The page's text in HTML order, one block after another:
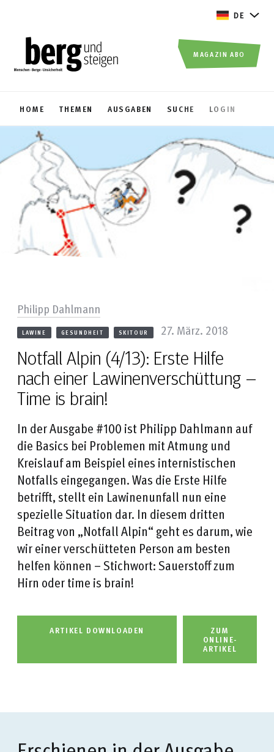
DE
HOME THEMEN AUSGABEN SUCHE LOGIN
MAGAZIN ABO
Notfall Alpin (4/13): Erste Hilfe
nach einer Lawinenverschüttung –
Time is brain!
LAWINE GESUNDHEIT SKITOUR 27. März. 2018
Philipp Dahlmann
In der Ausgabe #100 ist Philipp Dahlmann auf
die Basics bei Problemen mit Atmung und
Kreislauf am Beispiel eines internistischen
Notfalls eingegangen. Was die Erste Hilfe
betrifft, stellt ein Lawinenunfall nun eine
spezielle Situation dar. In diesem dritten
Beitrag von „Notfall Alpin“ geht es darum, wie
wir einer verschütteten Person am besten
helfen können – Stichwort: Sauerstoff zum
Hirn oder time is brain!
ARTIKEL DOWNLOADEN ZUM
ONLINE-
ARTIKEL